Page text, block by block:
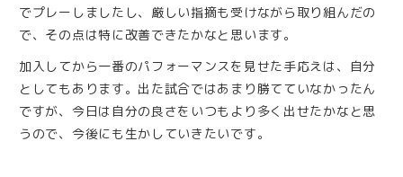
でプレーしましたし、厳しい指摘も受けながら取り組んだの
で、その点は特に改善できたかなと思います。
加入してから一番のパフォーマンスを見せた手応えは、自分
としてもあります。出た試合ではあまり勝てていなかったん
ですが、今日は自分の良さをいつもより多く出せたかなと思
うので、今後にも生かしていきたいです。